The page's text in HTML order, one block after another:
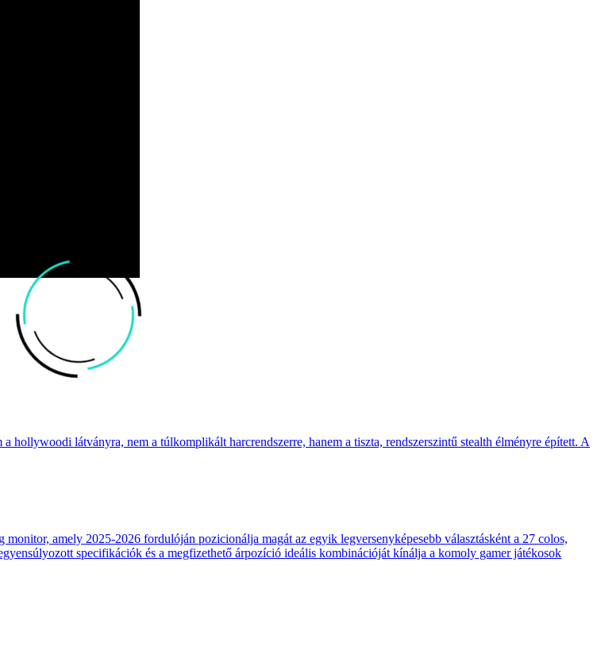
látványra, nem a túlkomplikált harcrendszerre, hanem a tiszta, rendszerszintű stealth élményre épített. A
amely 2025-2026 fordulóján pozicionálja magát az egyik legversenyképesebb választásként a 27 colos,
specifikációk és a megfizethető árpozíció ideális kombinációját kínálja a komoly gamer játékosok